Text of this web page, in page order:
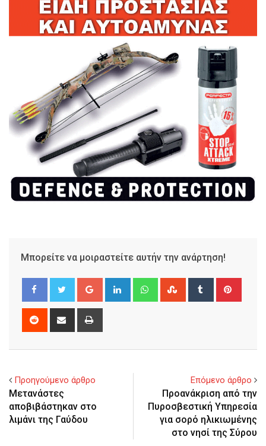
Μπορείτε να μοιραστείτε αυτήν την ανάρτηση!
Google+ LinkedIn WhatsappStumbleUpon
Tumblr
Reddit
Share
Προηγούμενο άρθρο
Μετανάστες
αποβιβάστηκαν στο
λιμάνι της Γαύδου
Επόμενο άρθρο
Προανάκριση από την
Πυροσβεστική Υπηρεσία
για σορό ηλικιωμένης
στo νησί της Σύρου